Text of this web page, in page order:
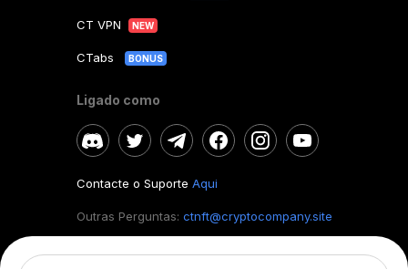
CT VPN NEW
CTabs BONUS
Ligado como
Contacte o Suporte Aqui
Outras Perguntas: ctnft@cryptocompany.site